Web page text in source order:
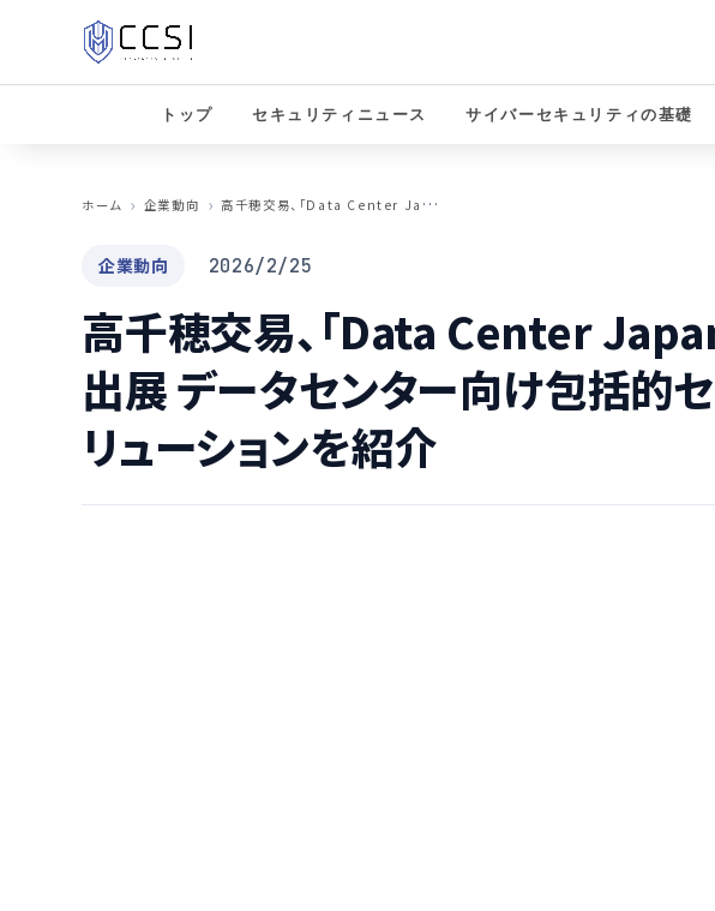
トップ セキュリティニュース サイバーセキュリティの基礎
ホーム
企業動向 高
千穂交易、「Data Center Japan 2026」に出展 データセンター向け包括的セキュリティソリューションを紹介
企業動向 2026/2/25
高千穂交易、「Data Center
出展 データセンター向け包括的セ
リューションを紹介